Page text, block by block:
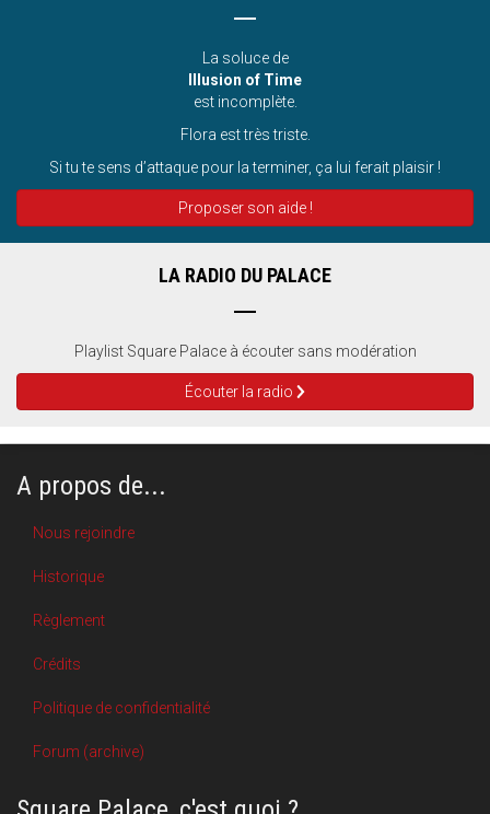
La soluce de
Illusion of Time
est incomplète.
Flora est très triste.
Si tu te sens d’attaque pour la terminer, ça lui ferait plaisir !
Proposer son aide !
LA RADIO DU PALACE
Playlist Square Palace à écouter sans modération
Écouter la radio
A propos de...
Nous rejoindre
Historique
Règlement
Crédits
Politique de confidentialité
Forum (archive)